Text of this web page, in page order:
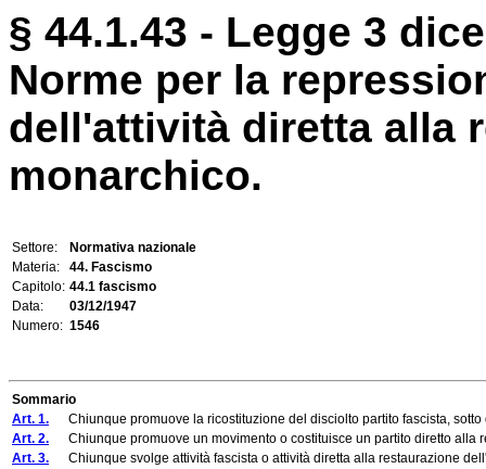
§ 44.1.43 - Legge 3
Norme per la
dell'attività diretta alla
monarchico.
Settore:
Normativa nazionale
Materia:
44. Fascismo
Capitolo: 44.1 fascismo
Data:
03/12/1947
Numero: 1546
Sommario
Art. 1. Chiunque promuove la ricostituzione del disciolto partito fascista,
Art. 2. Chiunque promuove un movimento o costituisce un partito diretto alla
Art. 3. Chiunque svolge attività fascista o attività diretta alla restaurazione